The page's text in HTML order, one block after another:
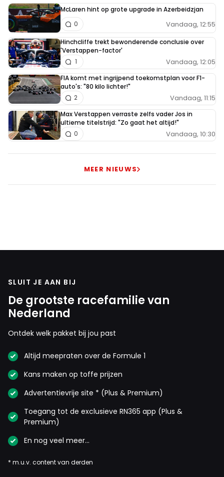
McLaren hint op grote upgrade in Azerbeidzjan
Vandaag, 12:55
0
Hinchcliffe trekt bewonderende conclusie over
'Verstappen-factor'
Vandaag, 12:05
1
FIA komt met ingrijpend toekomstplan voor F1-
auto's: "80 kilo lichter!"
Vandaag, 11:15
2
Max Verstappen verraste zelfs vader Jos in
ultieme titelstrijd: "Zo gaat het altijd!"
Vandaag, 10:30
0
MEER NIEUWS
SLUIT JE AAN BIJ
De grootste racefamilie van
Nederland
Ontdek welk pakket bij jou past
Altijd meepraten over de Formule 1
Kans maken op toffe prijzen
Advertentievrije site * (Plus & Premium)
Toegang tot de exclusieve RN365 app (Plus &
Premium)
En nog veel meer…
* m.u.v. content van derden